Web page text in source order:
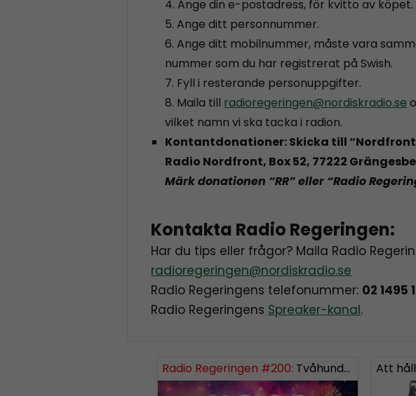
4. Ange din e-postadress, för kvitto av köpet.
5. Ange ditt personnummer.
6. Ange ditt mobilnummer, måste vara
nummer som du har registrerat på Swish.
7. Fyll i resterande personuppgifter.
8. Maila till radioregeringen@nordiskradio.se
vilket namn vi ska tacka i radion.
Kontantdonationer: Skicka till
Radio Nordfront, Box 52, 77222
Märk donationen “RR” eller “Radio
Kontakta Radio Regeringen:
Har du tips eller frågor? Maila Radio
radioregeringen@nordiskradio.se
Radio Regeringens telefonummer: 02 1495
Radio Regeringens Spreaker-kanal.
Radio Regeringen #200: Tvåhundra! Att